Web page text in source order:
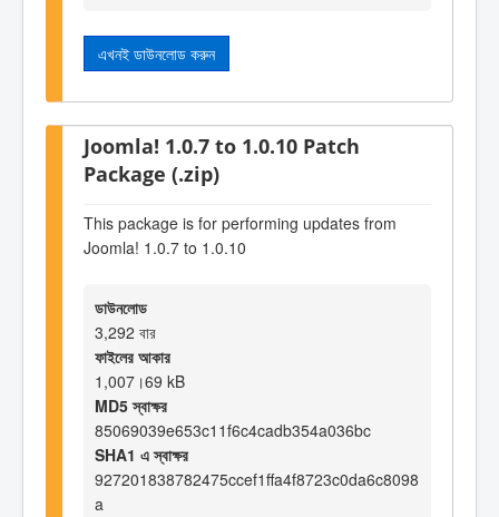
এখনই ডাউনলোড করুন
Joomla! 1.0.7 to 1.0.10 Patch
Package (.zip)
This package is for performing updates from
Joomla! 1.0.7 to 1.0.10
ডাউনলোড
3,292 বার
ফাইলের আকার
1,007।69 kB
MD5 স্বাক্ষর
85069039e653c11f6c4cadb354a036bc
SHA1 এ স্বাক্ষর
927201838782475ccef1ffa4f8723c0da6c8098
a